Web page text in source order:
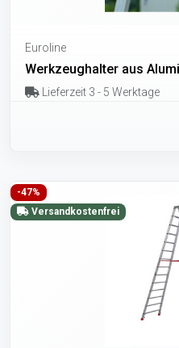
Euroline
Werkzeughalter aus
Lieferzeit 3 - 5 Werktage
-47%
Versandkostenfrei